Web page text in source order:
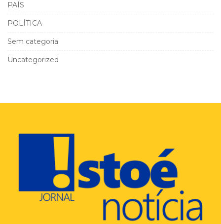
PAÍS
POLÍTICA
Sem categoria
Uncategorized